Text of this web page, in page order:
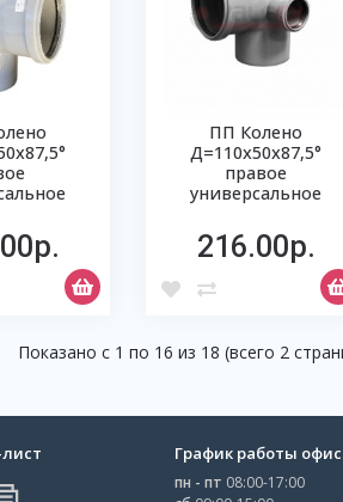
ПП Колено
Д=110х50х87,5°
правое
универсальное
216.00р.
Показано с 1 по 16 из 18 (всего 2
График работы
пн - пт 08:00-17:00